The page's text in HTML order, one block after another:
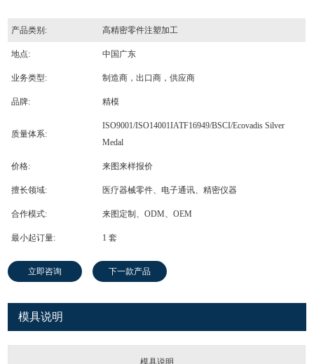
产品类别: 高精密零件注塑加工
地点: 中国广东
业务类型: 制造商，出口商，供应商
品牌: 精模
质量体系:
ISO9001/ISO14001IATF16949/BSCI/Ecovadis Silver
Medal
价格: 来图来样报价
擅长领域: 医疗器械零件、电子通讯、精密仪器
合作模式: 来图定制、ODM、OEM
最小起订量: 1 套
立即咨询 下一款产品
模具说明
模具说明